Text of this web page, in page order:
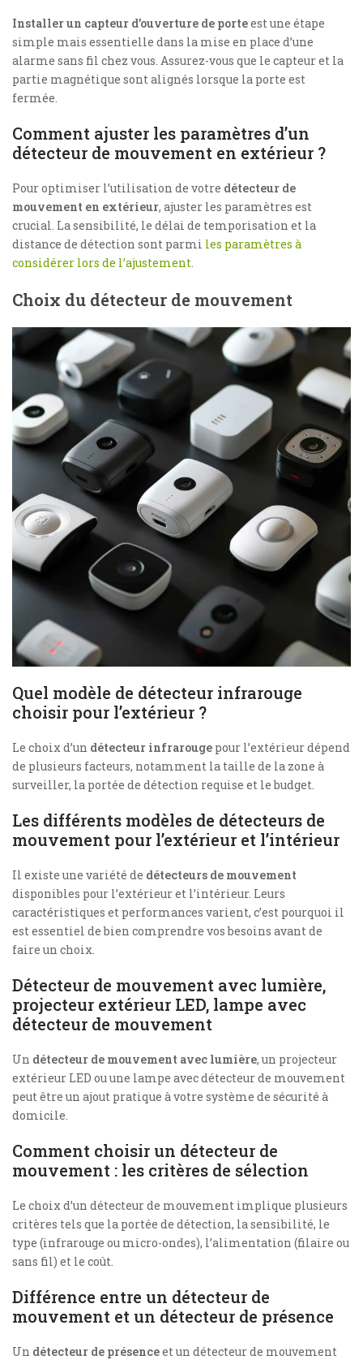
Installer un capteur d’ouverture de porteest une étape
simple mais essentielle dans la mise en place d’une
alarme sans fil chez vous. Assurez-vous que le capteur et la
partie magnétique sont alignés lorsque la porte est
fermée.
Comment ajuster les paramètres d’un
détecteur de mouvement en extérieur ?
Pour optimiser l’utilisation de votre détecteur de
mouvement en extérieur, ajuster les paramètres est
crucial. La sensibilité, le délai de temporisation et la
distance de détection sont parmi les paramètres à
considérer lors de l’ajustement.
Choix du détecteur de mouvement
Quel modèle de détecteur infrarouge
choisir pour l’extérieur ?
Le choix d’un détecteur infrarouge pour l’extérieur dépend
de plusieurs facteurs, notamment la taille de la zone à
surveiller, la portée de détection requise et le budget.
Les différents modèles de détecteurs de
mouvement pour l’extérieur et l’intérieur
Il existe une variété de détecteurs de mouvement
disponibles pour l’extérieur et l’intérieur. Leurs
caractéristiques et performances varient, c’est pourquoi il
est essentiel de bien comprendre vos besoins avant de
faire un choix.
Détecteur de mouvement avec lumière,
projecteur extérieur LED, lampe avec
détecteur de mouvement
Un détecteur de mouvement avec lumière, un projecteur
extérieur LED ou une lampe avec détecteur de mouvement
peut être un ajout pratique à votre système de sécurité à
domicile.
Comment choisir un détecteur de
mouvement : les critères de sélection
Le choix d’un détecteur de mouvement implique plusieurs
critères tels que la portée de détection, la sensibilité, le
type (infrarouge ou micro-ondes), l’alimentation (filaire ou
sans fil) et le coût.
Différence entre un détecteur de
mouvement et un détecteur de présence
Un détecteur de présenceet un détecteur de mouvement